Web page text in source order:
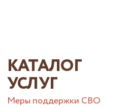
КАТАЛОГ
УСЛУГ
Меры поддержки СВО